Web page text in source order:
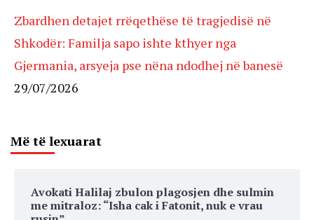
Zbardhen detajet rrëqethëse të tragjedisë në
Shkodër: Familja sapo ishte kthyer nga
Gjermania, arsyeja pse nëna ndodhej në banesë
29/07/2026
Më të lexuarat
Avokati Halilaj zbulon plagosjen dhe sulmin
me mitraloz: “Isha cak i Fatonit, nuk e vrau